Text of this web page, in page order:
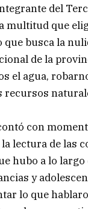
del
multitud que
que busca la
de la
el agua,
con
lectura de las
hubo a lo largo
y
lo que